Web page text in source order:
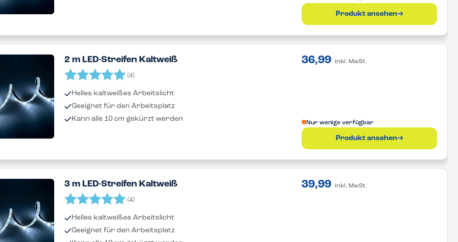
Produkt ansehen
2 m LED-Streifen Kaltweiß
Bewertung: (4)
Helles kaltweißes Arbeitslicht
Geeignet für den Arbeitsplatz
Kann alle 10 cm gekürzt werden
36,99 inkl. MwSt.
Nur wenige verfügbar
Produkt ansehen
3 m LED-Streifen Kaltweiß
Bewertung: (4)
Helles kaltweißes Arbeitslicht
Geeignet für den Arbeitsplatz
39,99 inkl. MwSt.